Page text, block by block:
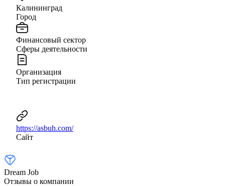
Калининград
Город
Финансовый сектор
Сферы деятельности
Организация
Тип регистрации
https://asbuh.com/
Сайт
Dream Job
Отзывы о компании